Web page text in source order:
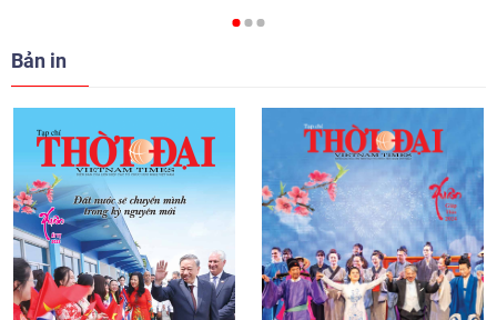
[Video] Nhân dân Việt Nam luôn trân
trọng tình cảm của nước Nga
08:02 | 13/06/2026
Video: Cơ hội giao lưu quốc tế cho học
sinh Việt Nam tại trại hè Artek
14:41|12/06/2026
Bản in